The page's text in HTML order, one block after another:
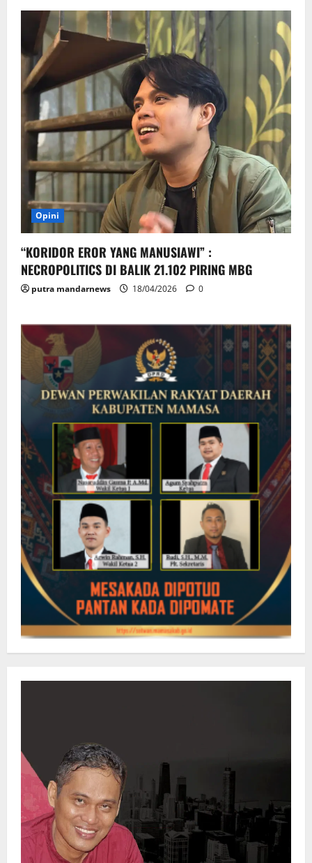
Opini
“KORIDOR EROR YANG MANUSIAWI” :
NECROPOLITICS DI BALIK 21.102 PIRING MBG
putra mandarnews 18/04/2026 0